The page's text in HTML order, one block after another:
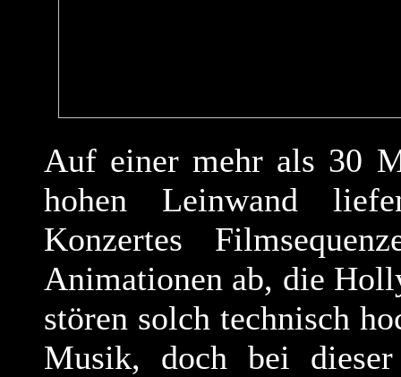
Auf einer mehr als 30
hohen Leinwand
Konzertes
Animationen ab, die
stören solch technisch
Musik, doch bei